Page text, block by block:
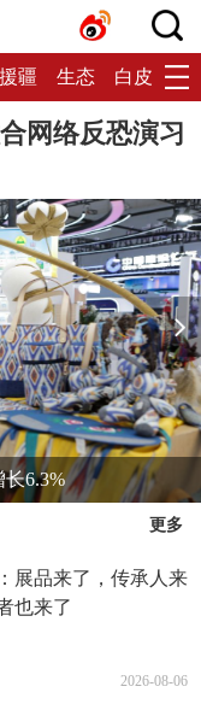
援疆 生态 白皮书
网络反恐演习
6.3%
更多
展品来了，传承人来
也来了
2026-08-06